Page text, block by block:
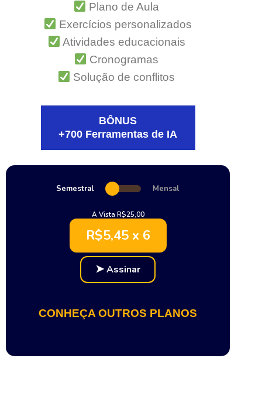
Plano de Aula
Exercícios personalizados
Atividades educacionais
Cronogramas
Solução de conflitos
BÔNUS
+700 Ferramentas de IA
Semestral Mensal
A Vista R$25,00
R$5,45 x 6
➤Assinar
CONHEÇA OUTROS PLANOS